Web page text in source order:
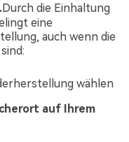
Durch die Einhaltung
eine
auch wenn die
wählen
auf Ihrem